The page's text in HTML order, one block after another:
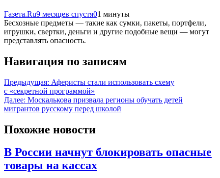
Газета.Ru9 месяцев спустя01 минуты
Бесхозные предметы — такие как сумки, пакеты, портфели,
игрушки, свертки, деньги и другие подобные вещи — могут
представлять опасность.
Навигация по записям
Предыдущая: Аферисты стали использовать схему
с «секретной программой»
Далее: Москалькова призвала регионы обучать детей
мигрантов русскому перед школой
Похожие новости
В России начнут блокировать опасные
товары на кассах